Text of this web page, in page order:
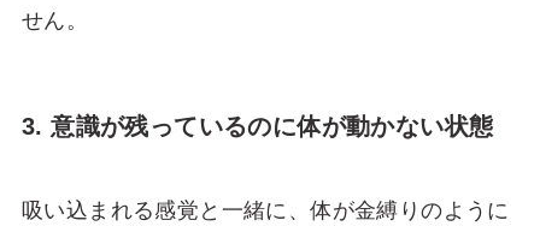
せん。
3. 意識が残っているのに体が動かない状態
吸い込まれる感覚と一緒に、体が金縛りのように